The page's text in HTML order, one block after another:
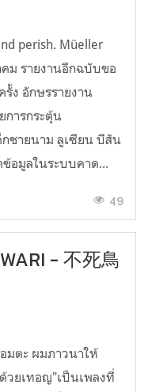
perish. Müeller
ม รายงานอีกฉบับขอ
ง อักษรรายงาน
การกระตุ้น
ชายนาม ลูเซียน บีสัน
อมูลในระบบคาด...
49
- 不死鳥
มตะ ผมภาวนาให้
วยเทอญ"เป็นเพลงที่